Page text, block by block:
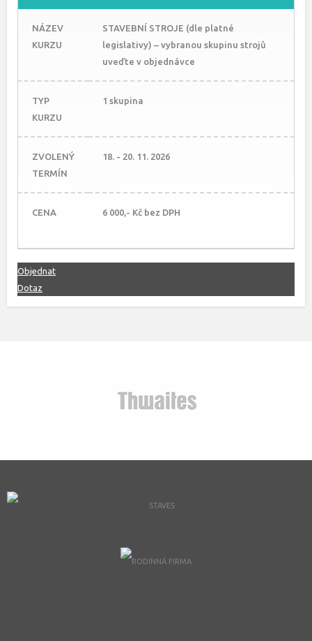
NÁZEV
KURZU
STAVEBNÍ STROJE (dle platné
legislativy) – vybranou skupinu strojů
uveďte v objednávce
TYP
KURZU
1 skupina
ZVOLENÝ
TERMÍN
18. - 20. 11. 2026
CENA 6 000,- Kč bez DPH
Objednat
Dotaz